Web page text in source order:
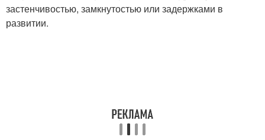
застенчивостью, замкнутостью или задержками в
развитии.